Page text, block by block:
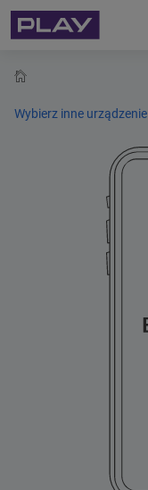
Wybierz inne urządzenie